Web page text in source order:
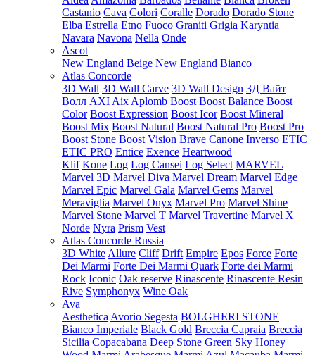
Castanio Cava Colori Coralle Dorado Dorado Stone
Elba Estrella Etno Fuoco Graniti Grigia Karyntia
Navara Navona Nella Onde
Ascot
New England Beige New England Bianco
Atlas Concorde
3D Wall 3D Wall Carve 3D Wall Design 3Д Вайт
Волл AXI Aix Aplomb Boost Boost Balance Boost
Color Boost Expression Boost Icor Boost Mineral
Boost Mix Boost Natural Boost Natural Pro Boost Pro
Boost Stone Boost Vision Brave Canone Inverso ETIC
ETIC PRO Entice Exence Heartwood
Klif Kone Log Log Cansei Log Select MARVEL
Marvel 3D Marvel Diva Marvel Dream Marvel Edge
Marvel Epic Marvel Gala Marvel Gems Marvel
Meraviglia Marvel Onyx Marvel Pro Marvel Shine
Marvel Stone Marvel T Marvel Travertine Marvel X
Norde Nyra Prism Vest
Atlas Concorde Russia
3D White Allure Cliff Drift Empire Epos Force Forte
Dei Marmi Forte Dei Marmi Quark Forte dei Marmi
Rock Iconic Oak reserve Rinascente Rinascente Resin
Rive Symphonyx Wine Oak
Ava
Aesthetica Avorio Segesta BOLGHERI STONE
Bianco Imperiale Black Gold Breccia Capraia Breccia
Sicilia Copacabana Deep Stone Green Sky Honey